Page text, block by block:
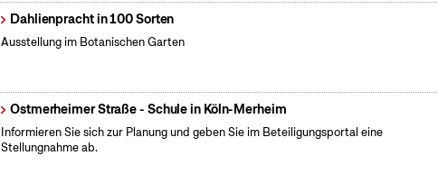
Dahlienpracht in 100 Sorten
Ausstellung im Botanischen Garten
Ostmerheimer Straße - Schule in Köln-Merheim
Informieren Sie sich zur Planung und geben Sie im Beteiligungsportal eine
Stellungnahme ab.